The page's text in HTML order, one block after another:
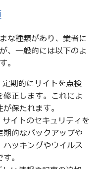
な種類があり、業者に
、一般的には以下のよ
。
期的にサイトを点検
修正します。これによ
保たれます。
イトのセキュリティを
期的なバックアップや
ハッキングやウイルス
。